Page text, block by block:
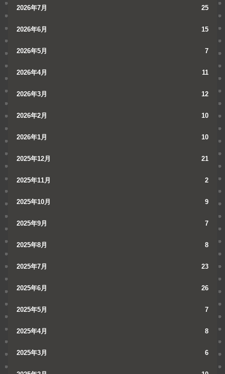
2026年7月 25
2026年6月 15
2026年5月 7
2026年4月 11
2026年3月 12
2026年2月 10
2026年1月 10
2025年12月 21
2025年11月 2
2025年10月 9
2025年9月 7
2025年8月 8
2025年7月 23
2025年6月 26
2025年5月 7
2025年4月 8
2025年3月 6